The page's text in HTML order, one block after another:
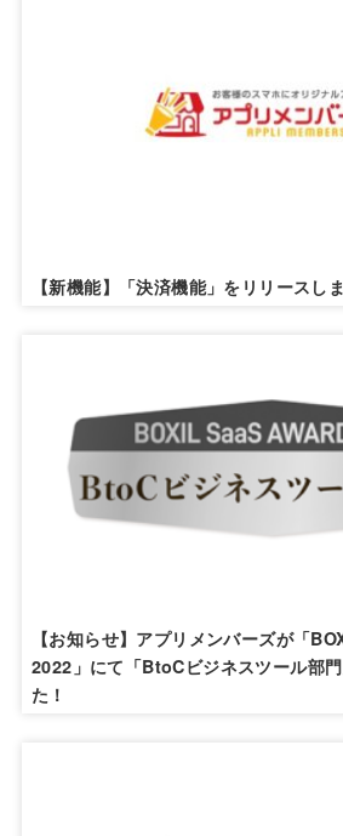
【新機能】「決済機能」をリリースし
【お知らせ】アプリメンバーズが「
2022」にて「BtoCビジネスツール部
た！